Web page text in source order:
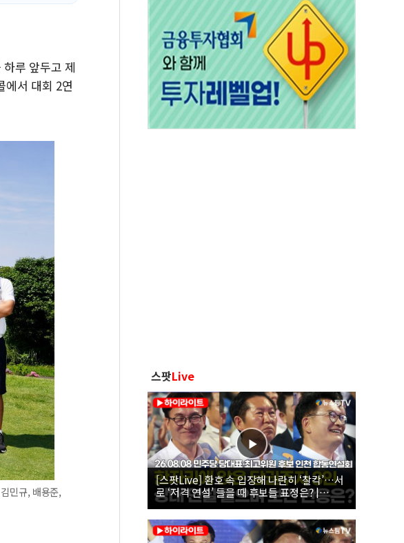
루 앞두고 제
에서 대회 2연
민규, 배용준,
스팟Live
[스팟Live] 환호 속 입장해 나란히 ‘찰칵’…서
로 ‘저격 연설’ 들을 때 후보들 표정은? |
26.08.08 더불어민주당 당대표·최고위원 후
보 인천 합동연설회